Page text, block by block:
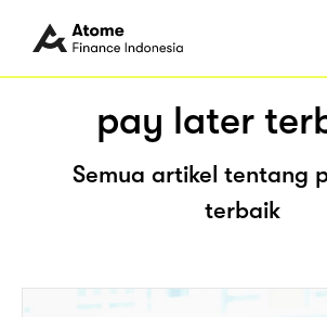
pay later
Semua artikel tentang
terbaik